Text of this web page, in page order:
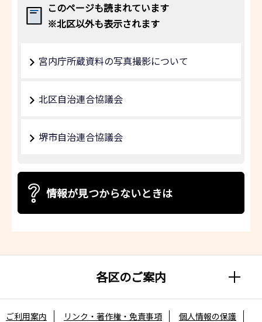
このページも読まれています
※北区以外も表示されます
宮内庁所蔵資料の写真撮影について
北区自治連合協議会
堺市自治連合協議会
情報が見つからないときは
各区のご案内
ご利用案内 リンク・著作権・免責事項 個人情報の保護